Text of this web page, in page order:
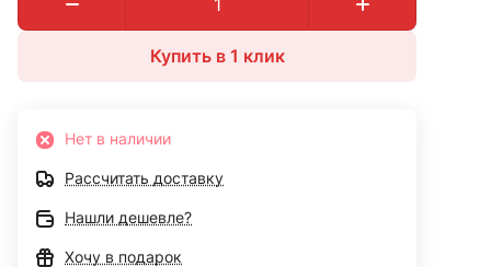
Купить в 1 клик
Нет в наличии
Рассчитать доставку
Нашли дешевле?
Хочу в подарок